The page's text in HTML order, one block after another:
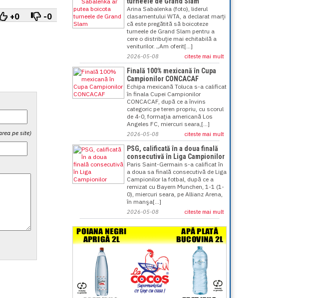
+0 -0
pe site)
Arina Sabalenka (foto), liderul
clasamentului WTA, a declarat marţi
că este pregătită să boicoteze
turneele de Grand Slam pentru a
cere o distribuţie mai echitabilă a
veniturilor. „Am oferit[...]
2026-05-08 citeste mai mult
Finală 100% mexicană în Cupa
Campionilor CONCACAF
Echipa mexicană Toluca s-a calificat
în finala Cupei Campionilor
CONCACAF, după ce a învins
categoric pe teren propriu, cu scorul
de 4-0, formaţia americană Los
Angeles FC, miercuri seara,[...]
2026-05-08 citeste mai mult
PSG, calificată în a doua finală
consecutivă în Liga Campionilor
Paris Saint-Germain s-a calificat în
a doua sa finală consecutivă de Liga
Campionilor la fotbal, după ce a
remizat cu Bayern Munchen, 1-1 (1-
0), miercuri seara, pe Allianz Arena,
în manşa[...]
2026-05-08 citeste mai mult